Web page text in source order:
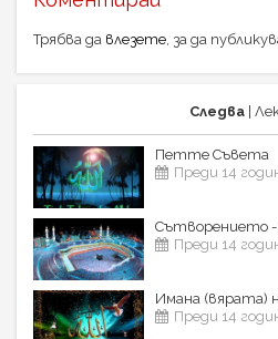
Трябва да влезете, за да
Следва |
Петте Съвета
Преди 14
Сътворението -
Преди 14
Имана (вярата)
Преди 14